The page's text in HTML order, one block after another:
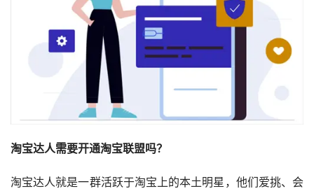
淘宝达人需要开通淘宝联盟吗？
淘宝达人就是一群活跃于淘宝上的本土明星，他们爱挑、会